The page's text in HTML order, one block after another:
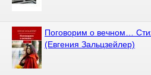
Поговорим о вечном…
(Евгения Зальцзейлер)